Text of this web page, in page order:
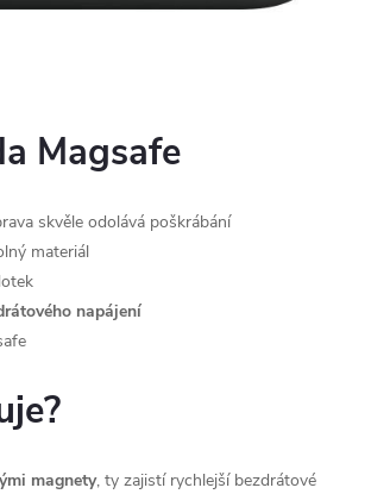
Magsafe
skvěle odolává poškrábání
materiál
napájení
magnety, ty zajistí rychlejší bezdrátové